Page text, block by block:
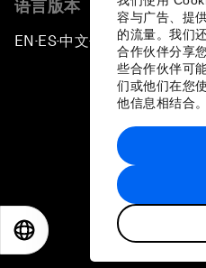
容与广告、提
的流量。我们
合作伙伴分享
些合作伙伴可
们或他们在您
他信息相结合。
语言版本
EN ▪ES▪中文▪ 日本語
站